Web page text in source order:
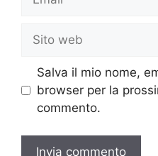
Sito
web
Salva il mio nome,
browser per la
commento.